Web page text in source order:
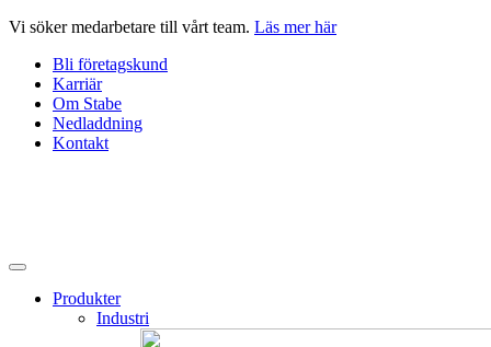
Hoppa
innehåll
Vi söker medarbetare till vårt team. Läs mer här
Bli företagskund
Karriär
Om Stabe
Nedladdning
Kontakt
Produkter
Industri